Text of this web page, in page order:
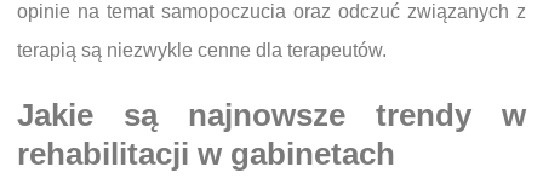
opinie na temat samopoczucia oraz odczuć związanych z
terapią są niezwykle cenne dla terapeutów.
Jakie są najnowsze trendy w
rehabilitacji w gabinetach